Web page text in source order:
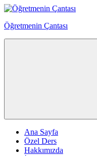
Skip
content
Öğretmenin Çantası
Ana Sayfa
Özel Ders
Hakkımızda